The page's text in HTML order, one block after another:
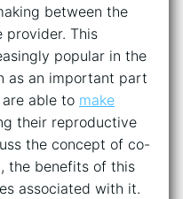
between the
provider. This
popular in the
as an important part
able to make
their reproductive
the concept of co-
the benefits of this
associated with it.